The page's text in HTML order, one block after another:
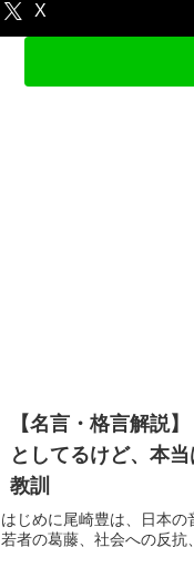
X
【名言・格言解説
としてるけど、本
教訓
はじめに尾崎豊は、日本の
若者の葛藤、社会への反抗